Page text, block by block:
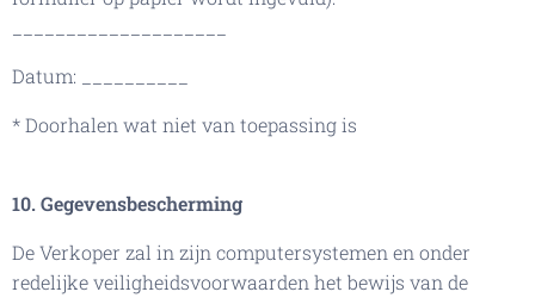
Datum: __________
* Doorhalen wat niet van toepassing is
10. Gegevensbescherming
De Verkoper zal in zijn computersystemen en onder
redelijke veiligheidsvoorwaarden het bewijs van de